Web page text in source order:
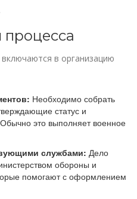
в организацию
Необходимо собрать
статус и
это выполняет военное
службами: Дело
обороны и
помогают с оформлением